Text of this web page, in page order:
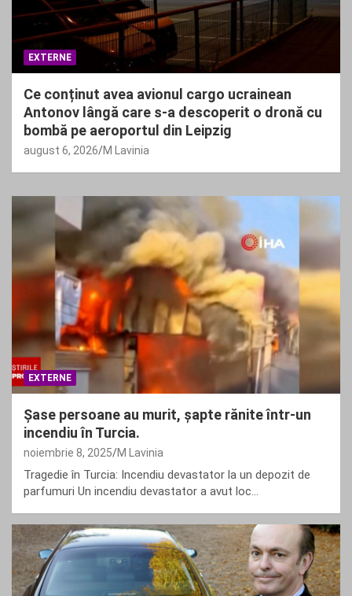
EXTERNE
Ce conținut avea avionul cargo ucrainean
Antonov lângă care s-a descoperit o dronă cu
bombă pe aeroportul din Leipzig
august 6, 2026 M Lavinia
EXTERNE
Şase persoane au murit, șapte rănite într-un
incendiu în Turcia.
noiembrie 8, 2025 M Lavinia
Tragedie în Turcia: Incendiu devastator la un depozit de
parfumuri Un incendiu devastator a avut loc…